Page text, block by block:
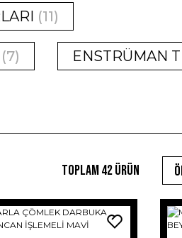
(11)
(7) ENSTRÜMAN
Toplam 42 ürün